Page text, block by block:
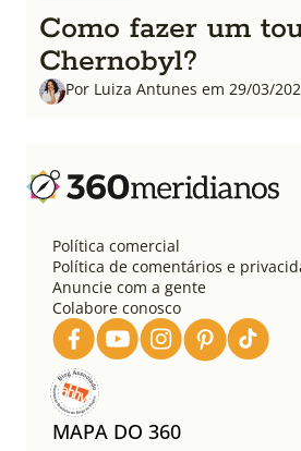
Como fazer um
Chernobyl?
Por Luiza Antunes em 29/03/
Política comercial
Política de comentários e
Anuncie com a gente
Colabore conosco
MAPA DO 360